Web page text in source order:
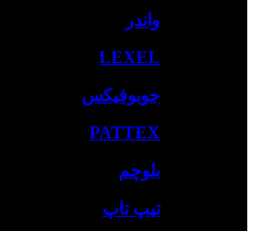
واندر
LEXEL
جوبوفیکس
PATTEX
بلوچم
تیپ تاپ